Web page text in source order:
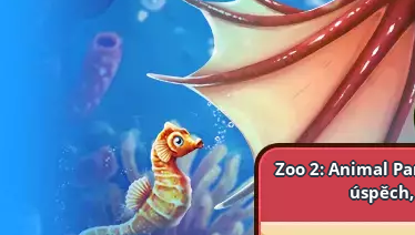
Zoo 2: Animal